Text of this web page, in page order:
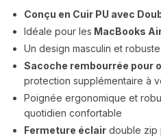
Conçu en Cuir PU avec
Idéale pour les MacBooks
Un design masculin et robuste
Sacoche rembourrée pour
protection supplémentaire à
Poignée ergonomique et
quotidien confortable
Fermeture éclair double zip